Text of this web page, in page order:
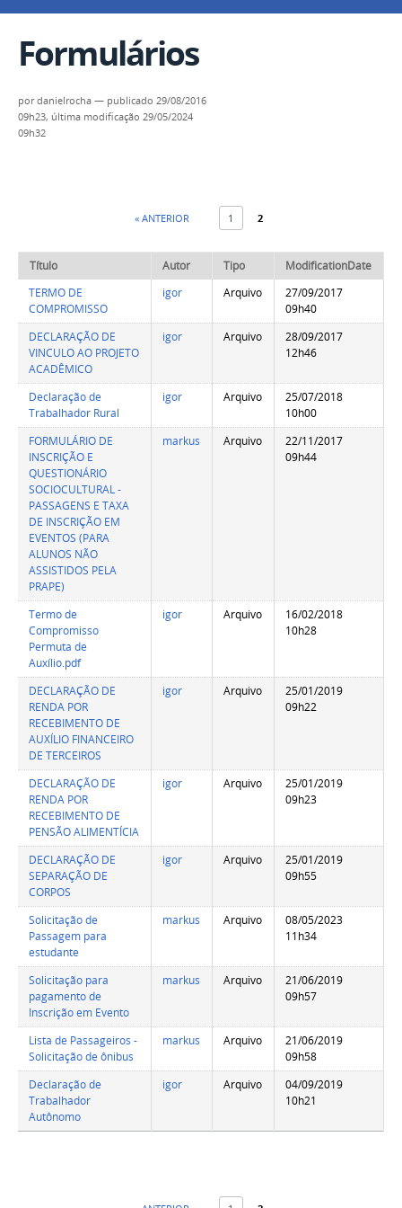
Formulários
pordanielrocha — publicado 29/08/2016
09h23, última modificação 29/05/2024
09h32
« ANTERIOR 1 2
Título Autor Tipo
ModificationDate
TERMO DE
COMPROMISSO
igor Arquivo
27/09/2017
09h40
DECLARAÇÃO DE
VINCULO AO PROJETO
ACADÊMICO
igor Arquivo
28/09/2017
12h46
Declaração de
Trabalhador Rural
igor Arquivo
25/07/2018
10h00
FORMULÁRIO DE
INSCRIÇÃO E
QUESTIONÁRIO
SOCIOCULTURAL -
PASSAGENS E TAXA
DE INSCRIÇÃO EM
EVENTOS (PARA
ALUNOS NÃO
ASSISTIDOS PELA
PRAPE)
markus Arquivo
22/11/2017
09h44
Termo de
Compromisso
Permuta de
Auxílio.pdf
igor Arquivo
16/02/2018
10h28
DECLARAÇÃO DE
RENDA POR
RECEBIMENTO DE
AUXÍLIO FINANCEIRO
DE TERCEIROS
igor Arquivo
25/01/2019
09h22
DECLARAÇÃO DE
RENDA POR
RECEBIMENTO DE
PENSÃO ALIMENTÍCIA
igor Arquivo
25/01/2019
09h23
DECLARAÇÃO DE
SEPARAÇÃO DE
CORPOS
igor Arquivo
25/01/2019
09h55
Solicitação de
Passagem para
estudante
markus Arquivo
08/05/2023
11h34
Solicitação para
pagamento de
Inscrição em Evento
markus Arquivo
21/06/2019
09h57
Lista de Passageiros -
Solicitação de ônibus
markus Arquivo
21/06/2019
09h58
Declaração de
Trabalhador
Autônomo
igor Arquivo
04/09/2019
10h21